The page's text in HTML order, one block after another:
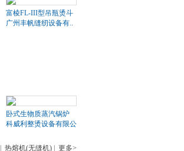
富棱FL-III型吊瓶烫斗
广州丰帆缝纫设备有..
卧式生物质蒸汽锅炉
科威利整烫设备有限公司
热熔机(无缝机) 更多>